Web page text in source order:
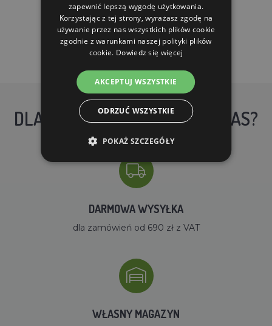
DO KOSZYKA
DLACZEGO WARTO KUPIĆ U NAS?
DARMOWA WYSYŁKA
dla zamówień od 690 zł z VAT
WŁASNY MAGAZYN
zapewnić lepszą wygodę użytkowania.
Korzystając z tej strony, wyrażasz zgodę na
używanie przez nas wszystkich plików cookie
zgodnie z warunkami naszej polityki plików
cookie. Dowiedz się więcej
AKCEPTUJ WSZYSTKIE
ODRZUĆ WSZYSTKIE
POKAŻ SZCZEGÓŁY